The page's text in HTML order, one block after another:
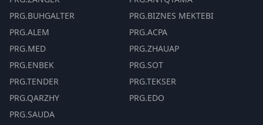
PRG.BUHGALTER
PRG.ALEM
PRG.MED
PRG.ENBEK
PRG.TENDER
PRG.QARZHY
PRG.SAUDA
PRG.BIZNES MEKTEBI
PRG.ACPA
PRG.ZHAUAP
PRG.SOT
PRG.TEKSER
PRG.EDO